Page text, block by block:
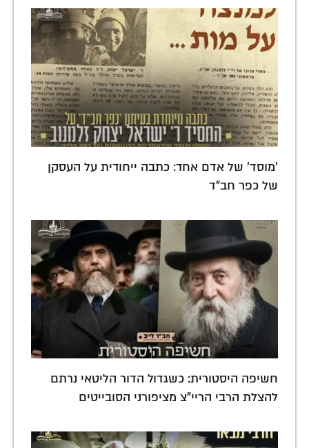
'מוסד' של אדם אחד: כתבה ייחודית על העסקן
של כפר חב"ד
חשיפה היסטורית: כשגדול הדור הליטאי נרתם
להצלת הרבי הריי"צ מציפורני הסובייטים